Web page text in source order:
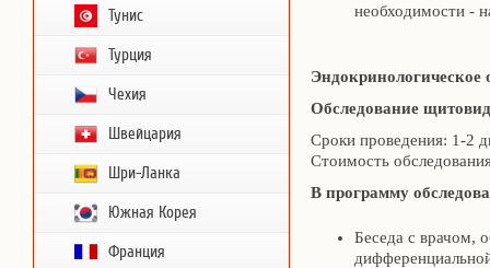
Тунис
Турция
Чехия
Швейцария
Шри-Ланка
Южная Корея
Франция
необходимости -
Эндокринологическое
Обследование
Сроки проведения: 1-2
Стоимость
В программу
Беседа с врачом,